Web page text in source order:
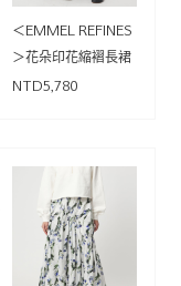
＜EMMEL REFINES
＞花朵印花縮褶長裙
NTD5,780